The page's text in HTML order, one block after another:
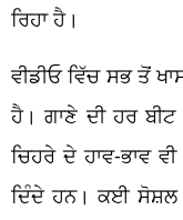
ਰਿਹਾ ਹੈ।
ਵੀਡੀਓ ਵਿੱਚ ਸਭ ਤੋਂ
ਹੈ। ਗਾਣੇ ਦੀ ਹਰ
ਚਿਹਰੇ ਦੇ ਹਾਵ-ਭਾਵ
ਦਿੰਦੇ ਹਨ। ਕਈ ਸੋਸ਼ਲ